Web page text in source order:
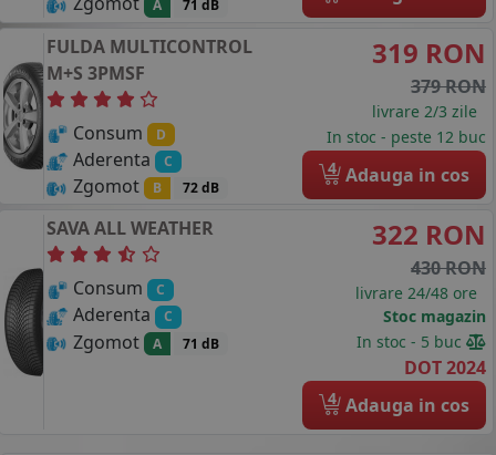
A 71 dB
FULDA MULTICONTROL
M+S 3PMSF
Consum D
Aderenta C
Zgomot B 72 dB
319 RON
379 RON
livrare 2/3 zile
In stoc - peste 12 buc
4 Adauga in cos
SAVA ALL WEATHER
Consum C
Aderenta C
Zgomot A 71 dB
322 RON
430 RON
livrare 24/48 ore
Stoc magazin
In stoc - 5 buc
DOT 2024
4 Adauga in cos